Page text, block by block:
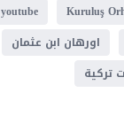
Kuruluş
youtube
اورهان ابن عثمان
تركية